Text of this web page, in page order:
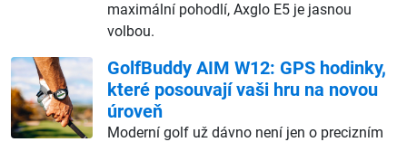
maximální pohodlí, Axglo E5 je jasnou
volbou.
GolfBuddy AIM W12: GPS hodinky,
které posouvají vaši hru na novou
úroveň
Moderní golf už dávno není jen o precizním